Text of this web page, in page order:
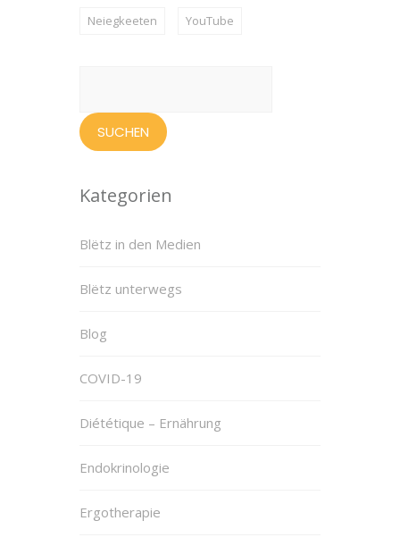
Neiegkeeten YouTube
Kategorien
Blëtz in den Medien
Blëtz unterwegs
Blog
COVID-19
Diététique – Ernährung
Endokrinologie
Ergotherapie